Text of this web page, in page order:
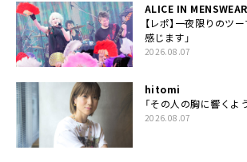
ALICE IN
【レポ】一夜限りのツ
感じます」
2026.08.07
hitomi
「その人の胸に響くよ
2026.08.07